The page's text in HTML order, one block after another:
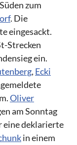
zum
. Die
eingesackt.
Strecken
ein.
, Ecki
Oliver
am Sonntag
eine deklarierte
in einem